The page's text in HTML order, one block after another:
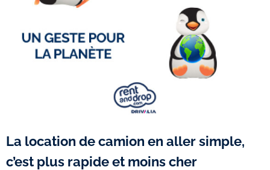
La location de camion en aller simple,
c’est plus rapide et moins cher